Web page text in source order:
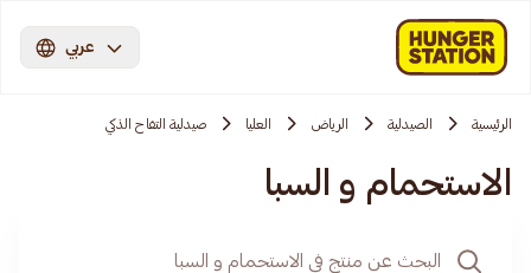
عربي
الرئيسية الصيدلية الرياض العليا صيدلية التفاح الذكي
الاستحمام و السبا